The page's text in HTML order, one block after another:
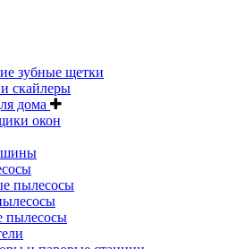
зубные щетки
скайлеры
дома
окон
пылесосы
пылесосы